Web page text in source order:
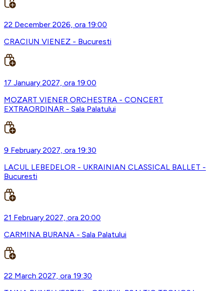
22 December 2026, ora 19:00
CRACIUN VIENEZ - Bucuresti
17 January 2027, ora 19:00
MOZART VIENER ORCHESTRA - CONCERT
EXTRAORDINAR - Sala Palatului
9 February 2027, ora 19:30
LACUL LEBEDELOR - UKRAINIAN CLASSICAL BALLET -
Bucuresti
21 February 2027, ora 20:00
CARMINA BURANA - Sala Palatului
22 March 2027, ora 19:30